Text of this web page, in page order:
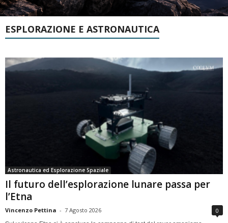
ESPLORAZIONE E ASTRONAUTICA
Astronautica ed Esplorazione Spaziale
Il futuro dell’esplorazione lunare passa per
l’Etna
Vincenzo Pettina - 7 Agosto 2026 0